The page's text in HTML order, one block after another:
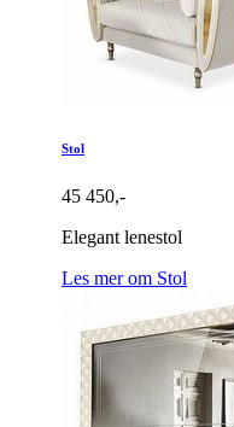
Stol
45 450,-
Elegant lenestol
Les mer om Stol